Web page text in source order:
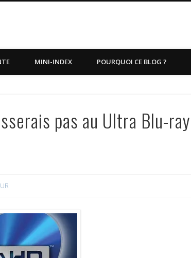
MINI-INDEX POURQUOI CE BLOG ?
pas au Ultra Blu-ray